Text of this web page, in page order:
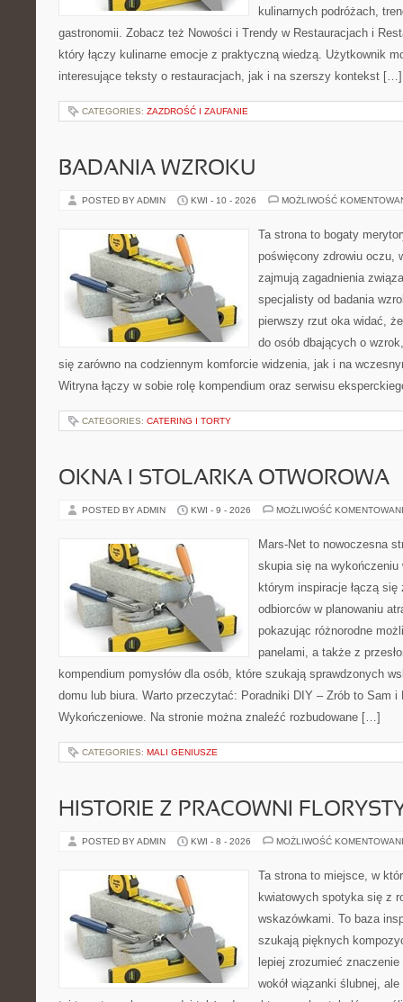
kulinarnych podróżach,
gastronomii. Zobacz też Nowości i Trendy w Restauracjach i
który łączy kulinarne emocje z praktyczną wiedzą. Użytkownik
interesujące teksty o restauracjach, jak i na szerszy kontekst […]
CATEGORIES: ZAZDROŚĆ I ZAUFANIE
BADANIA WZROKU
POSTED BY ADMIN KWI - 10 - 2026 MOŻLIWOŚĆ
Ta strona to bogaty
poświęcony zdrowiu oczu,
zajmują zagadnienia
specjalisty od badania
pierwszy rzut oka widać,
do osób dbających o
się zarówno na codziennym komforcie widzenia, jak i na
Witryna łączy w sobie rolę kompendium oraz serwisu
CATEGORIES: CATERING I TORTY
OKNA I STOLARKA OTWOROWA
POSTED BY ADMIN KWI - 9 - 2026 MOŻLIWOŚĆ
Mars-Net to nowoczesna
skupia się na
którym inspiracje łączą
odbiorców w planowaniu
pokazując różnorodne
panelami, a także z
kompendium pomysłów dla osób, które szukają sprawdzonych
domu lub biura. Warto przeczytać: Poradniki DIY – Zrób to Sam i
Wykończeniowe. Na stronie można znaleźć rozbudowane […]
CATEGORIES: MALI GENIUSZE
HISTORIE Z PRACOWNI
POSTED BY ADMIN KWI - 8 - 2026 MOŻLIWOŚĆ
Ta strona to miejsce, w
kwiatowych spotyka się z
wskazówkami. To baza
szukają pięknych
lepiej zrozumieć
wokół wiązanki ślubnej,